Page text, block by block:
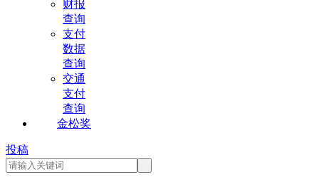
财报
查询
支付
数据
查询
交通
支付
查询
金松奖
投稿